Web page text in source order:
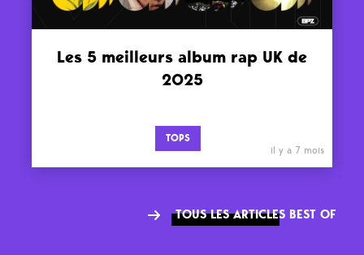
Les 5 meilleurs album rap UK de
2025
TOPS
il y a 7 mois
TOUS LES ARTICLES BEST OF